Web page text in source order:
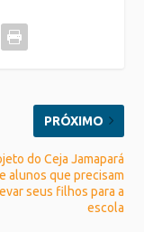
PRÓXIMO
do Ceja Jamapará
alunos que precisam
seus filhos para a
escola